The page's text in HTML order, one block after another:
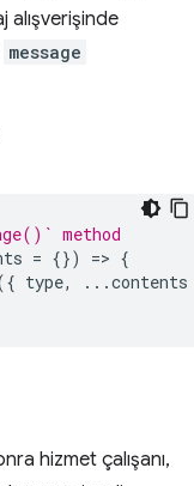
alışverişinde
message
method
= {}) => {
type, ...contents
hizmet çalışanı,